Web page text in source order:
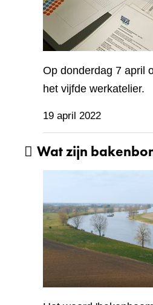
Op donderdag 7 april
het vijfde werkatelier.
19 april 2022
Wat zijn